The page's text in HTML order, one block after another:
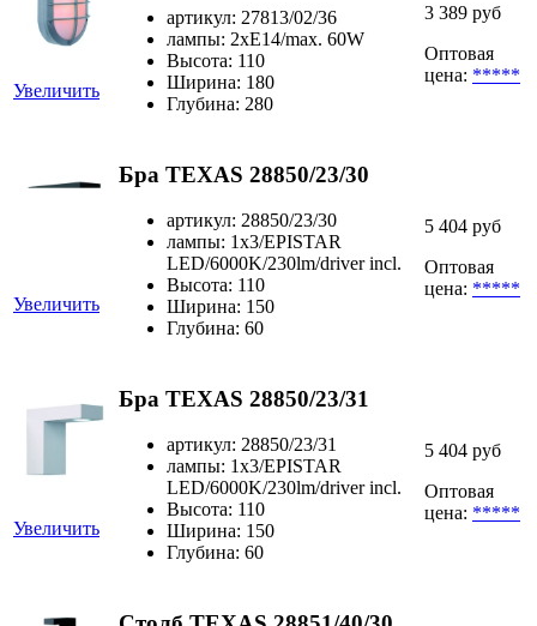
Увеличить
артикул: 27813/02/36
лампы: 2xE14/max. 60W
Высота: 110
Ширина: 180
Глубина: 280
3 389 руб
Оптовая
цена: *****
Увеличить
Бра TEXAS 28850/23/30
артикул: 28850/23/30
лампы: 1x3/EPISTAR
LED/6000K/230lm/driver incl.
Высота: 110
Ширина: 150
Глубина: 60
5 404 руб
Оптовая
цена: *****
Увеличить
Бра TEXAS 28850/23/31
артикул: 28850/23/31
лампы: 1x3/EPISTAR
LED/6000K/230lm/driver incl.
Высота: 110
Ширина: 150
Глубина: 60
5 404 руб
Оптовая
цена: *****